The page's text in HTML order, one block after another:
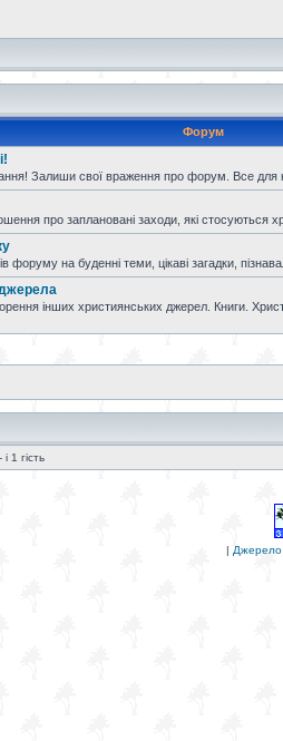
Форум
Залиши свої враження про форум. Все для
про заплановані заходи, які стосуються
форуму на буденні теми, цікаві загадки,
джерела
інших християнських джерел. Книги.
1 гість
| Джерело